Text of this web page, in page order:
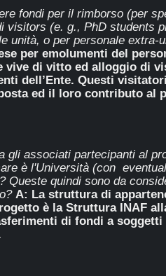
fondi per il rimborso (per
visitors (e. g., PhD students
unità, o per personale extra-
per emolumenti del
vive di vitto ed alloggio di
dell’Ente. Questi
ed il loro contributo al
gli associati partecipanti al
è l'Università (con
Queste quindi sono da
A: La struttura di
è la Struttura INAF
di fondi a